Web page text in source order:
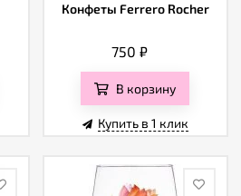
Конфеты Ferrero Rocher
750₽
В корзину
Купить в 1 клик